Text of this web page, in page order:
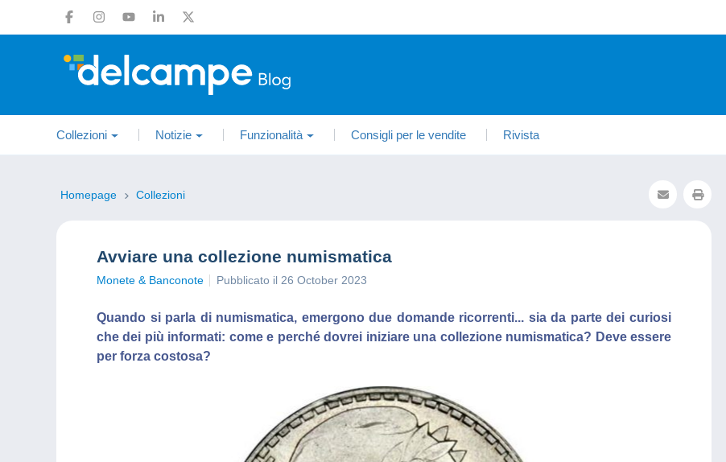
Collezioni Notizie Funzionalità Consigli per le vendite Rivista
Homepage Collezioni
Avviare una collezione numismatica
Monete & Banconote Pubblicato il 26 October 2023
Quando si parla di numismatica, emergono due domande ricorrenti... sia da parte dei curiosi
che dei più informati: come e perché dovrei iniziare una collezione numismatica? Deve essere
per forza costosa?